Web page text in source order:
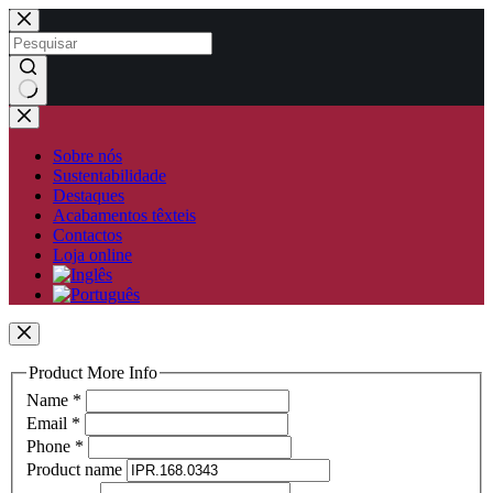
Pular
para
o
conteúdo
Sem
resultados
Sobre nós
Sustentabilidade
Destaques
Acabamentos têxteis
Contactos
Loja online
Product More Info
Name *
Email *
Phone *
Product name